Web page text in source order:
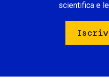
scientifica e